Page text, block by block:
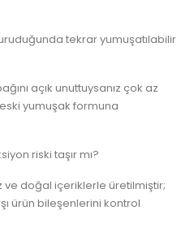
tekrar yumuşatılabilir
açık unuttuysanız çok az
yumuşak formuna
riski taşır mı?
ve doğal içeriklerle üretilmiştir;
ürün bileşenlerini kontrol